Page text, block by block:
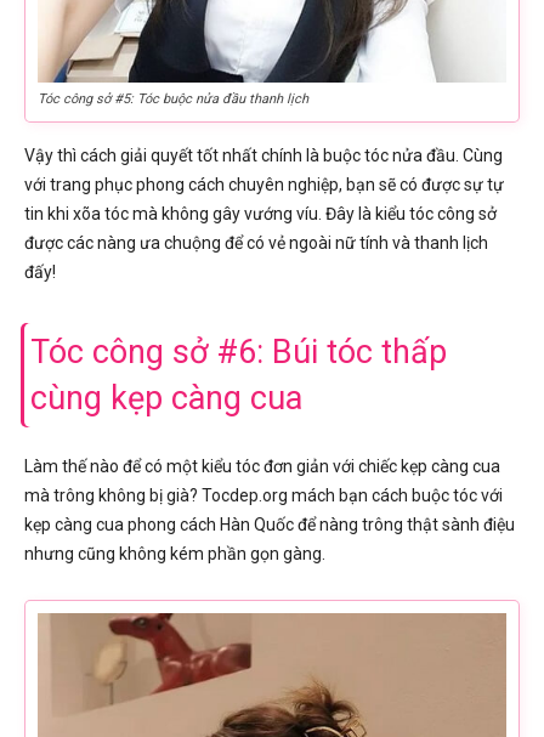
Tóc công sở #5: Tóc buộc nửa đầu thanh lịch
Vậy thì cách giải quyết tốt nhất chính là buộc tóc nửa đầu. Cùng
với trang phục phong cách chuyên nghiệp, bạn sẽ có được sự tự
tin khi xõa tóc mà không gây vướng víu. Đây là kiểu tóc công sở
được các nàng ưa chuộng để có vẻ ngoài nữ tính và thanh lịch
đấy!
Tóc công sở #6: Búi tóc thấp
cùng kẹp càng cua
Làm thế nào để có một kiểu tóc đơn giản với chiếc kẹp càng cua
mà trông không bị già? Tocdep.org mách bạn cách buộc tóc với
kẹp càng cua phong cách Hàn Quốc để nàng trông thật sành điệu
nhưng cũng không kém phần gọn gàng.